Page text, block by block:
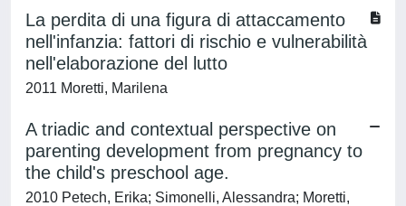
La perdita di una figura di attaccamento
nell'infanzia: fattori di rischio e vulnerabilità
nell'elaborazione del lutto
2011 Moretti, Marilena
A triadic and contextual perspective on
parenting development from pregnancy to
the child's preschool age.
2010 Petech, Erika; Simonelli, Alessandra; Moretti,